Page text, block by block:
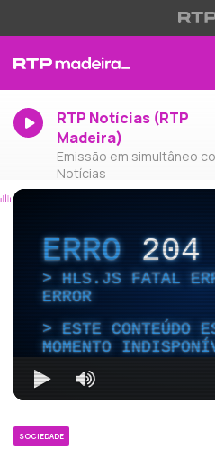
RTP Notícias (RTP
Madeira)
Emissão em simultâneo
Notícias
ERRO204
HLS.JS FATAL
ERROR
ESTE CONTEÚDO
MOMENTO
SOCIEDADE